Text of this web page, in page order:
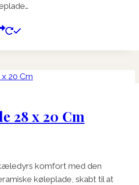
28 x 20 Cm
komfort med den
køleplade, skabt til at